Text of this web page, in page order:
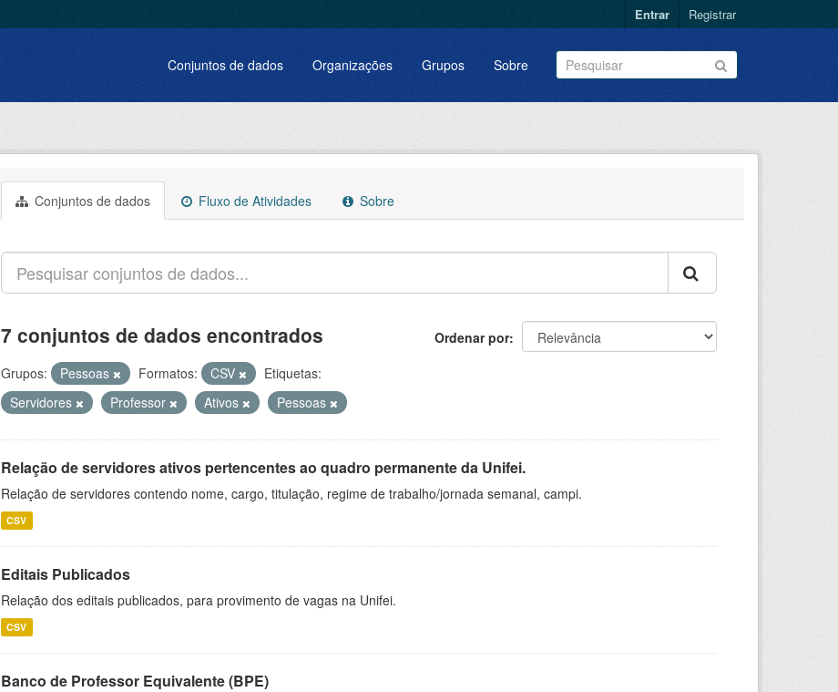
Entrar Registrar
Conjuntos de dados Organizações Grupos Sobre
Conjuntos de dados Fluxo de Atividades Sobre
Ordenar por
7 conjuntos de dados encontrados
Grupos: Pessoas Formatos: CSV
Etiquetas:
Servidores
Professor Ativos Pessoas
Relação de servidores ativos pertencentes ao quadro permanente da Unifei.
Relação de servidores contendo nome, cargo, titulação, regime de trabalho/jornada semanal, campi.
CSV
Editais Publicados
Relação dos editais publicados, para provimento de vagas na Unifei.
CSV
Banco de Professor Equivalente (BPE)